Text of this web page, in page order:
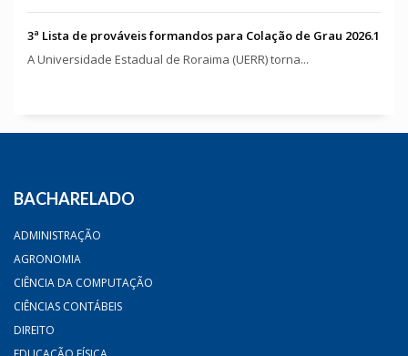
3ª Lista de prováveis formandos para Colação de Grau 2026.1
A Universidade Estadual de Roraima (UERR) torna...
BACHARELADO
ADMINISTRAÇÃO
AGRONOMIA
CIÊNCIA DA COMPUTAÇÃO
CIÊNCIAS CONTÁBEIS
DIREITO